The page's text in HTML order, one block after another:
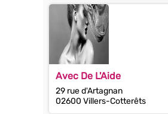
Avec De L'Aide
29 rue d'Artagnan
02600 Villers-Cotterêts